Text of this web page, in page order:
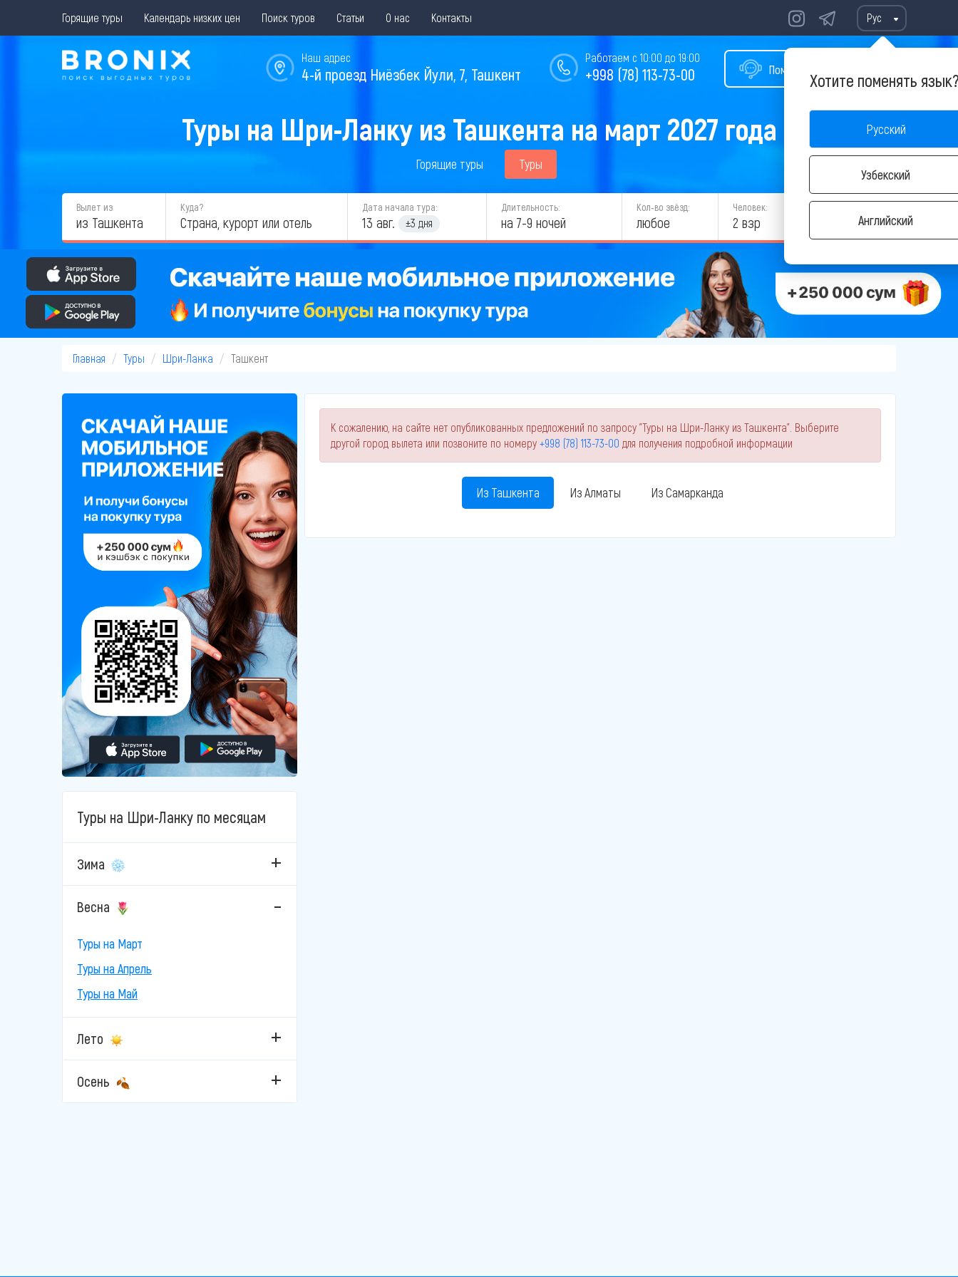
Горящие туры Календарь низких цен Поиск туров Статьи О нас Контакты Рус
Хотите поменять
Русский
Узбекский
Английский
Помощь в подборе тура
Работаем с 10:00 до 19:00
+998 (78) 113-73-00
Наш адрес
4-й проезд Ниёзбек Йули, 7, Ташкент
Туры на Шри-Ланку из Ташкента на март 2027 года
Горящие туры Туры
Вылет из
из Ташкента
Куда? Дата начала тура:
13 авг. ±3 дня
Длительность:
на 7-9 ночей
Кол-во звёзд:
любое
Человек:
2 взр НАЙТИ
Главная Туры Шри-Ланка Ташкент
Туры на Шри-Ланку по месяцам
Зима
Весна
Туры на Март
Туры на Апрель
Туры на Май
Лето
Осень
К сожалению, на сайте нет опубликованных предложений по запросу "Туры на Шри-Ланку из Ташкента". Выберите
другой город вылета или позвоните по номеру +998 (78) 113-73-00 для получения подробной информации
Из Ташкента Из Алматы Из Самарканда